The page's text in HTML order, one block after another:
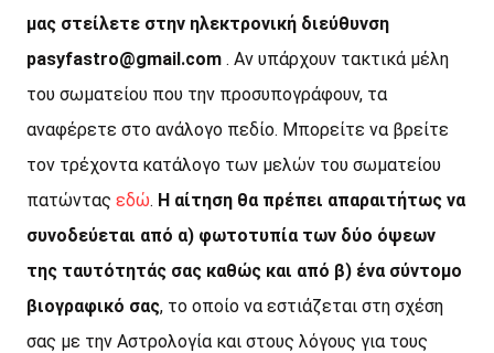
μας στείλετε στην ηλεκτρονική διεύθυνση
pasyfastro@gmail.com . Αν υπάρχουν τακτικά μέλη
του σωματείου που την προσυπογράφουν, τα
αναφέρετε στο ανάλογο πεδίο. Μπορείτε να βρείτε
τον τρέχοντα κατάλογο των μελών του σωματείου
πατώντας εδώ. Η αίτηση θα πρέπει απαραιτήτως να
συνοδεύεται από α) φωτοτυπία των δύο όψεων
της ταυτότητάς σας καθώς και από β) ένα σύντομο
βιογραφικό σας, το οποίο να εστιάζεται στη σχέση
σας με την Αστρολογία και στους λόγους για τους